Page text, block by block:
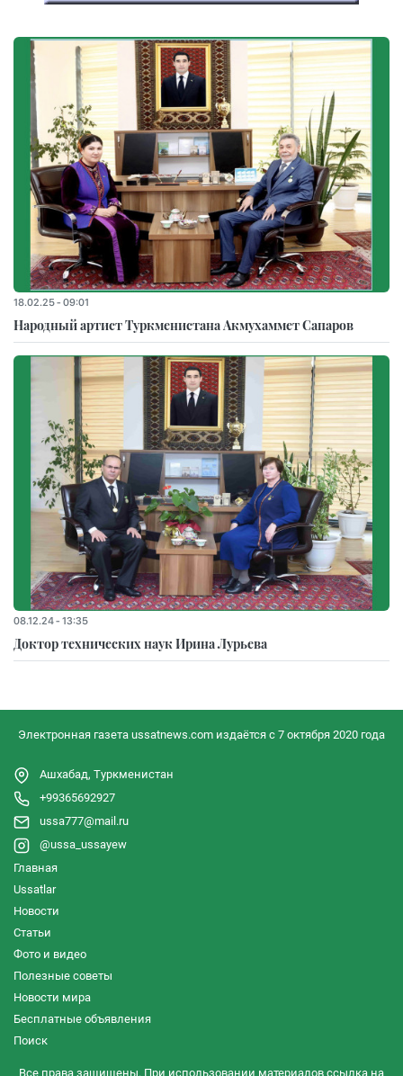
18.02.25 - 09:01
Народный артист Туркменистана Акмухаммет Сапаров
08.12.24 - 13:35
Доктор технических наук Ирина Лурьева
Электронная газета ussatnews.com издаётся с 7 октября 2020 года
Ашхабад, Туркменистан
+99365692927
ussa777@mail.ru
@ussa_ussayew
Главная
Ussatlar
Новости
Статьи
Фото и видео
Полезные советы
Новости мира
Бесплатные объявления
Поиск
Все права защищены. При использовании материалов ссылка на